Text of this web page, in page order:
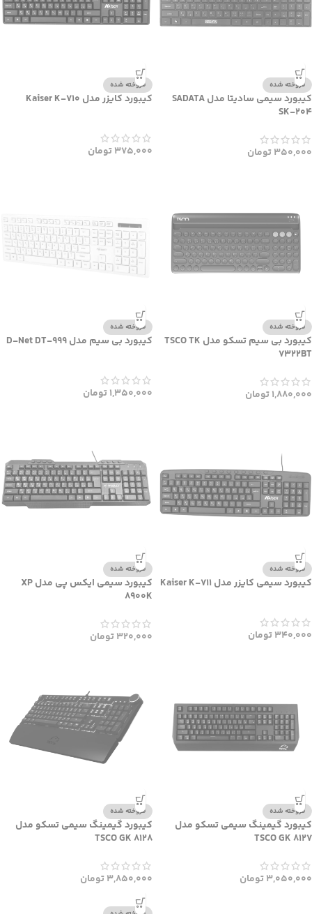
فروخته شده
کیبورد سیمی سادیتا مدل SADATA
SK-204
350,000تومان
فروخته شده
کیبورد کایزر مدل Kaiser K-710
375,000تومان
فروخته شده
کیبورد بی سیم تسکو مدل TSCO TK
7322BT
1,880,000تومان
فروخته شده
کیبورد بی سیم مدل D-Net DT-999
1,350,000تومان
فروخته شده
کیبورد سیمی کایزر مدل Kaiser K-711
340,000تومان
فروخته شده
کیبورد سیمی ایکس پی مدل XP
8900K
320,000تومان
فروخته شده
کیبورد گیمینگ سیمی تسکو مدل
TSCO GK 8127
3,050,000تومان
فروخته شده
کیبورد گیمینگ سیمی تسکو مدل
TSCO GK 8128
3,850,000تومان